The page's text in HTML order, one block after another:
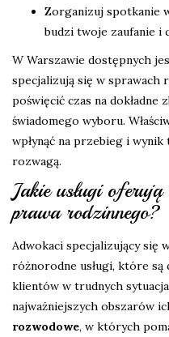
Zorganizuj spotkanie
budzi twoje zaufanie i
W Warszawie dostępnych
specjalizują się w sprawach
poświęcić czas na dokładne
świadomego wyboru.
wpłynąć na przebieg i
rozwagą.
Jakie usługi
prawa rodzinnego?
Adwokaci specjalizujący się
różnorodne usługi, które
klientów w trudnych
najważniejszych obszarów
rozwodowe, w których